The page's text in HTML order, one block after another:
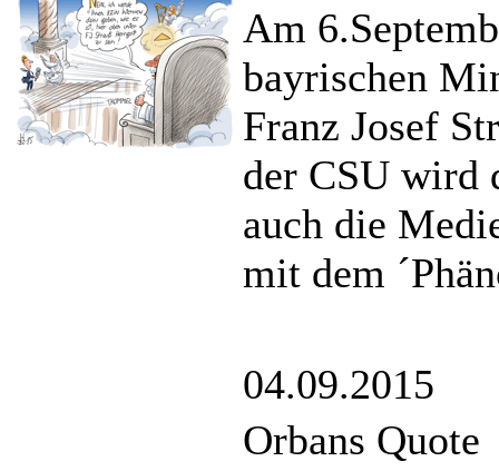
Am
bayrischen
Franz Josef
der CSU wird
auch die
mit dem
04.09.2015
Orbans Quote